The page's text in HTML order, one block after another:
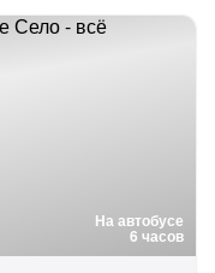
На автобусе
6 часов